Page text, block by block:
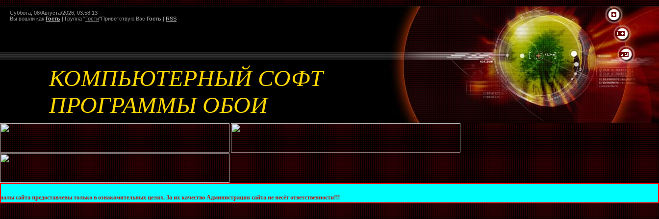
Суббота, 08/Августа/2026, 03:58:13
Вы вошли как Гость | Группа "Гости"Приветствую Вас Гость | RSS
КОМПЬЮТЕРНЫЙ СОФТ
ПРОГРАММЫ ОБОИ
только в ознакомительных целях. За их качество Администрация сайта не несёт ответственности!!!